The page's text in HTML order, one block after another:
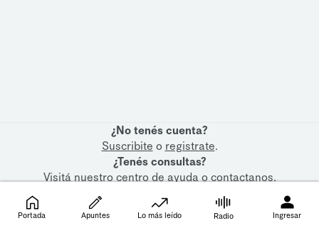
¿No tenés cuenta?
Suscribite o registrate.
¿Tenés consultas?
Visitá nuestrocentro de ayudaocontactanos.
Portada Apuntes Lo más leído Radio Ingresar